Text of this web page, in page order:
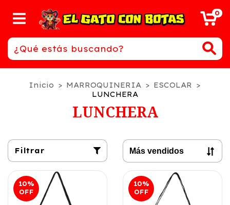
0
Inicio > MARROQUINERIA > ESCOLAR >
LUNCHERA
LUNCHERA
Filtrar
10%
OFF
10%
OFF